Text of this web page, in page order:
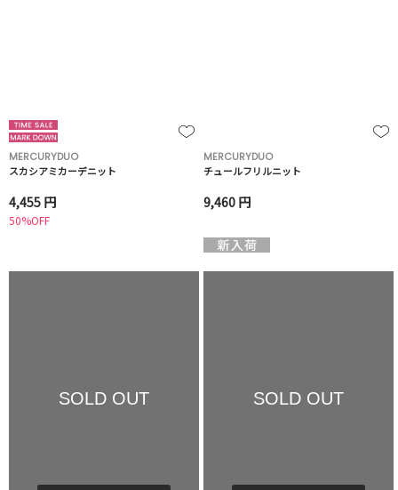
MERCURYDUO
スカシアミカーデニット
4,455 円
50%OFF
MERCURYDUO
チュールフリルニット
9,460 円
SOLD OUT SOLD OUT